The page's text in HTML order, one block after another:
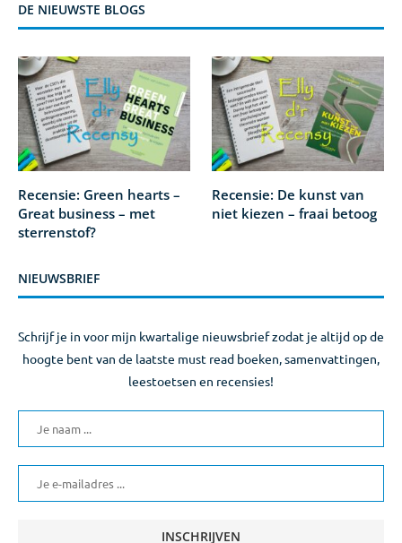
DE NIEUWSTE BLOGS
Recensie: Green hearts –
Great business – met
sterrenstof?
Recensie: De kunst van
niet kiezen – fraai betoog
NIEUWSBRIEF
Schrijf je in voor mijn kwartalige nieuwsbrief zodat je altijd op de
hoogte bent van de laatste must read boeken, samenvattingen,
leestoetsen en recensies!